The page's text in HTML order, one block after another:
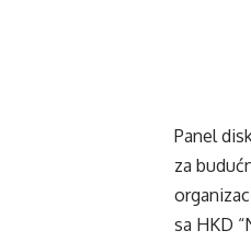
Panel
za
sa HKD